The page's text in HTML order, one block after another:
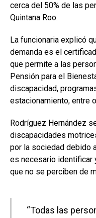
cerca del 50% de las
Quintana Roo.
La funcionaria explicó
demanda es el
que permite a las
Pensión para el
discapacidad,
estacionamiento, entre
Rodríguez Hernández
discapacidades
por la sociedad debido
es necesario identificar
que no se perciben de
“Todas las